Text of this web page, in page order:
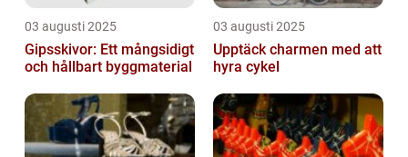
03 augusti 2025
Gipsskivor: Ett mångsidigt
och hållbart byggmaterial
03 augusti 2025
Upptäck charmen med att
hyra cykel